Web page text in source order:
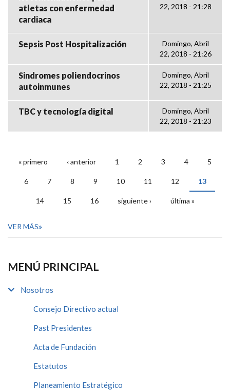
atletas con enfermedad
cardiaca
22, 2018 - 21:28
Sepsis Post Hospitalización
Domingo, Abril
22, 2018 - 21:26
Sindromes poliendocrinos
autoinmunes
Domingo, Abril
22, 2018 - 21:25
TBC y tecnología digital
Domingo, Abril
22, 2018 - 21:23
PÁGINAS
« primero ‹ anterior 1 2 3 4 5
6 7 8 9 10 11 12 13
14 15 16 siguiente › última »
VER MÁS
MENÚ PRINCIPAL
Nosotros
Consejo Directivo actual
Past Presidentes
Acta de Fundación
Estatutos
Planeamiento Estratégico